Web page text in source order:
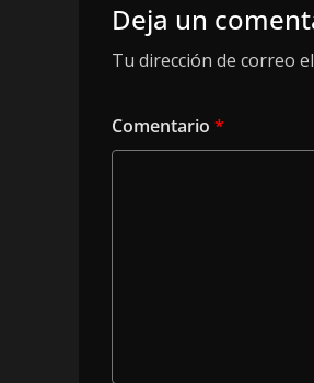
Deja un
Tu dirección de correo
Comentario *